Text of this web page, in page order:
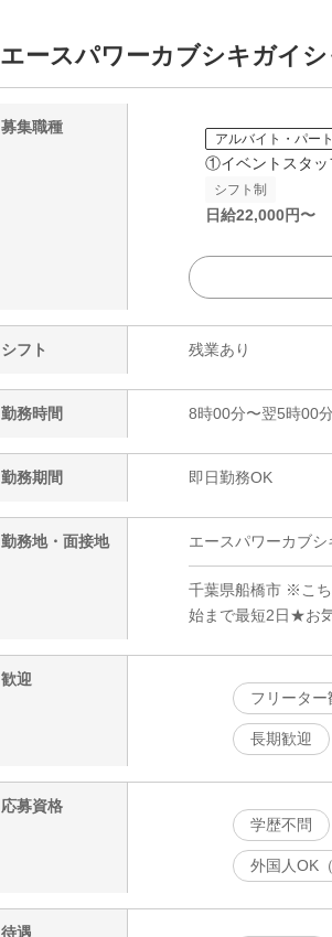
エースパワーカブシキガイ
募集職種
アルバイト・パー
①イベントスタッ
シフト制
日給22,000円〜
シフト 残業あり
勤務時間 8時00分〜翌5時00
勤務期間 即日勤務OK
勤務地・面接地 エースパワーカブ
千葉県船橋市 ※こ
始まで最短2日★お
歓迎
フリーター
長期歓迎
応募資格
学歴不問
外国人OK
待遇